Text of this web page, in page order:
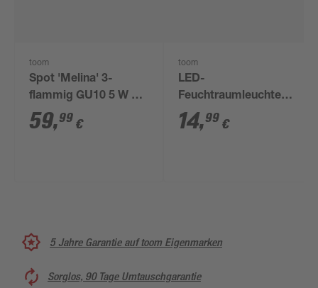
toom
Spot 'Melina' 3-
flammig GU10 5 W Ø
52 x 13,5 cm
59,99 €
toom
LED-
Feuchtraumleuchte
'Bella' 15 W 1600 lm
warmweiß Ø 30 cm
14,99 €
5 Jahre Garantie auf toom Eigenmarken
Sorglos, 90 Tage Umtauschgarantie